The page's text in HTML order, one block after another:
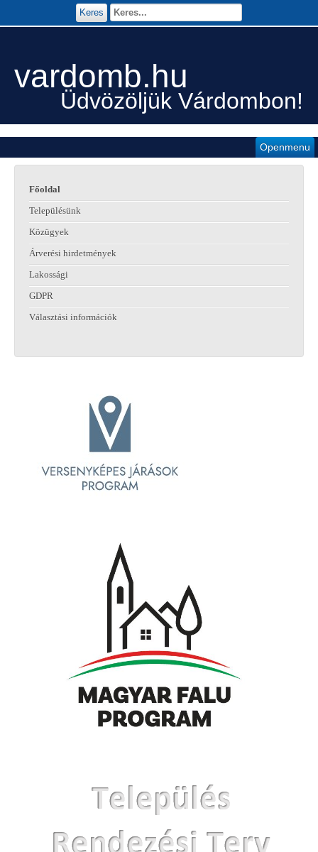
vardomb.hu
Üdvözöljük Várdombon!
Openmenu
Keres
Főoldal
Településünk
Közügyek
Árverési hirdetmények
Lakossági
GDPR
Választási információk